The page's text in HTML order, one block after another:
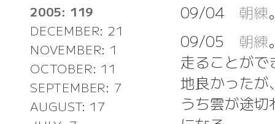
2005: 119
DECEMBER: 21
NOVEMBER: 1
OCTOBER: 11
SEPTEMBER: 7
AUGUST: 17
09/04 朝練
09/05 朝練
走ることが
地良かった
うち雲が途